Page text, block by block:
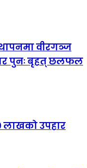
वीरगञ्ज
पुनः बृहत् छलफल
लाखको उपहार